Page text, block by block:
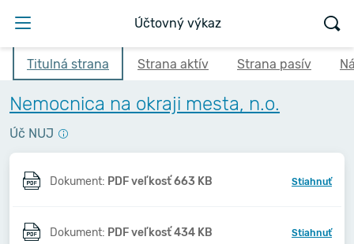
Účtovný výkaz
Titulná strana Strana aktív Strana pasív
Nemocnica na okraji mesta, n.o.
Úč NUJ
Dokument: PDF veľkosť 663 KB Stiahnuť
Dokument: PDF veľkosť 434 KB Stiahnuť